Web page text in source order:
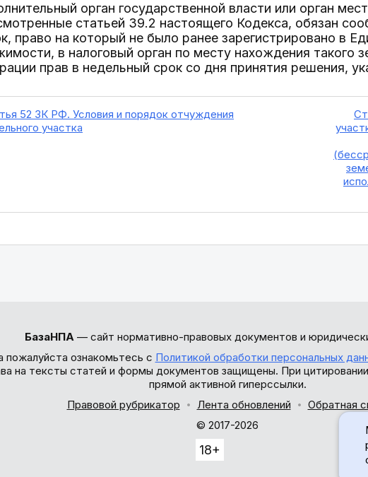
орган государственной власти или орган
статьей 39.2 настоящего Кодекса, обязан
право на который не было ранее зарегистрировано в
в налоговый орган по месту нахождения такого
прав в недельный срок со дня принятия решения,
52 ЗК РФ. Условия и порядок отчуждения
участка
БазаНПА— сайт нормативно-правовых документов и
пожалуйста ознакомьтесь с Политикой обработки персональных
на тексты статей и формы документов защищены. При
прямой активной гиперссылки.
Правовой рубрикатор
Лента обновлений
Обратная
© 2017-2026
18+